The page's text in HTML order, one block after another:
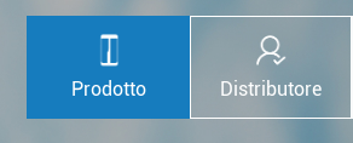
Prodotto Distributore